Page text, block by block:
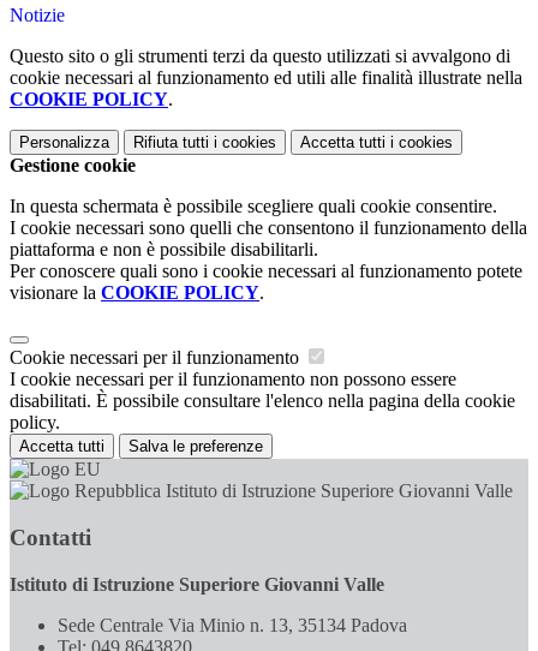
Notizie
Questo sito o gli strumenti terzi da questo utilizzati si avvalgono di
cookie necessari al funzionamento ed utili alle finalità illustrate nella
COOKIE POLICY.
Personalizza Rifiuta tutti i cookies Accetta tutti i cookies
Gestione cookie
In questa schermata è possibile scegliere quali cookie consentire.
I cookie necessari sono quelli che consentono il funzionamento della
piattaforma e non è possibile disabilitarli.
Per conoscere quali sono i cookie necessari al funzionamento potete
visionare la COOKIE POLICY.
Cookie necessari per il funzionamento
I cookie necessari per il funzionamento non possono essere
disabilitati. È possibile consultare l'elenco nella pagina della cookie
policy.
Accetta tutti Salva le preferenze
Istituto di Istruzione Superiore Giovanni Valle
Contatti
Istituto di Istruzione Superiore Giovanni Valle
Sede Centrale Via Minio n. 13, 35134 Padova
Tel: 049 8643820